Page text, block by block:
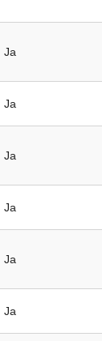
Ja
Ja
Ja
Ja
Ja
Ja